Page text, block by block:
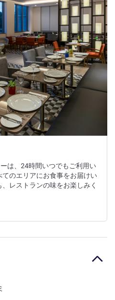
は、24時間いつでもご利用い
のエリアにお食事をお届けい
レストランの味をお楽しみく